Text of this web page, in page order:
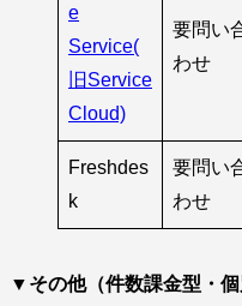
e
Service(
旧Service
Cloud)
要問い
わせ
Freshdes
k
要問い
わせ
▼その他（件数課金型・